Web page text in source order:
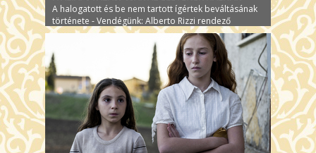
A halogatott és be nem tartott ígértek beváltásának
története - Vendégünk: Alberto Rizzi rendező